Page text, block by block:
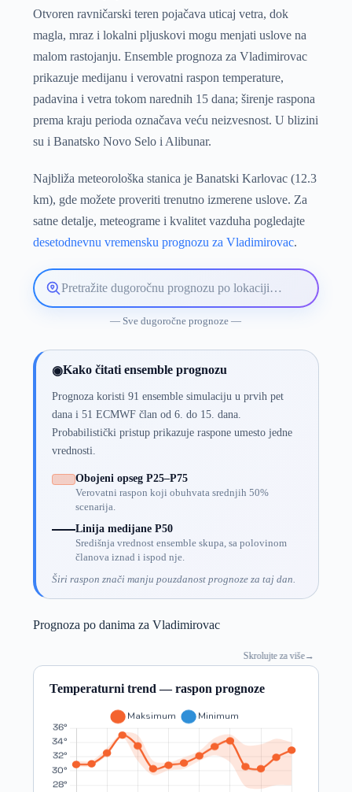
Otvoren ravničarski teren pojačava uticaj vetra, dok
magla, mraz i lokalni pljuskovi mogu menjati uslove na
malom rastojanju. Ensemble prognoza za Vladimirovac
prikazuje medijanu i verovatni raspon temperature,
padavina i vetra tokom narednih 15 dana; širenje raspona
prema kraju perioda označava veću neizvesnost. U blizini
su i Banatsko Novo Selo i Alibunar.
Najbliža meteorološka stanica je Banatski Karlovac (12.3
km), gde možete proveriti trenutno izmerene uslove. Za
satne detalje, meteograme i kvalitet vazduha pogledajte
desetodnevnu vremensku prognozu za Vladimirovac.
Pretražite
lokaciju
— Sve dugoročne prognoze —
◉Kako čitati ensemble prognozu
Prognoza koristi 91 ensemble simulaciju u prvih pet
dana i 51 ECMWF član od 6. do 15. dana.
Probabilistički pristup prikazuje raspone umesto jedne
vrednosti.
Obojeni opseg P25–P75
Verovatni raspon koji obuhvata srednjih 50%
scenarija.
Linija medijane P50
Središnja vrednost ensemble skupa, sa polovinom
članova iznad i ispod nje.
Širi raspon znači manju pouzdanost prognoze za taj dan.
Prognoza po danima za Vladimirovac
Skrolujte za više→
Temperaturni trend — raspon prognoze